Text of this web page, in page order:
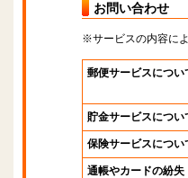
お問い合わせ
※サービスの内容に
郵便サービスについ
貯金サービスについ
保険サービスについ
通帳やカードの紛